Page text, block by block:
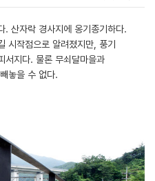
. 산자락 경사지에 옹기종기하다.
시작점으로 알려졌지만, 풍기
서지다. 물론 무쇠달마을과
놓을 수 없다.